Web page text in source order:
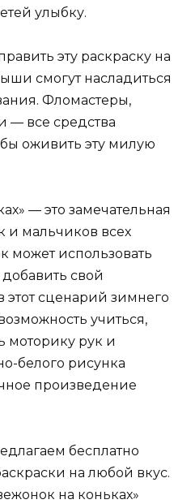
улыбку.
эту раскраску на
смогут насладиться
Фломастеры,
— все средства
оживить эту милую
— это замечательная
и мальчиков всех
может использовать
свой
сценарий зимнего
учиться,
моторику рук и
белого рисунка
произведение
бесплатно
на любой вкус.
на коньках»